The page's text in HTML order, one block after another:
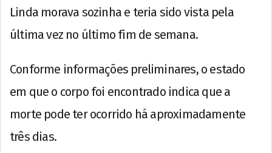
Linda morava sozinha e teria sido vista pela
última vez no último fim de semana.
Conforme informações preliminares, o estado
em que o corpo foi encontrado indica que a
morte pode ter ocorrido há aproximadamente
três dias.